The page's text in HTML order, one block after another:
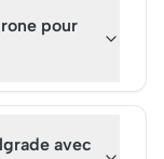
pour
avec